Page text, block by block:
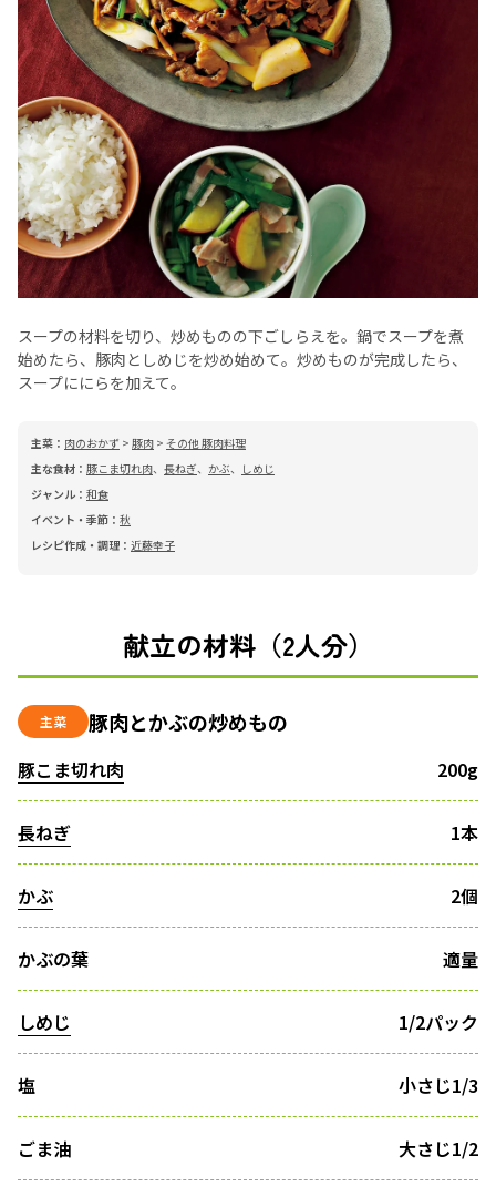
スープの材料を切り、炒めものの下ごしらえを。鍋でスープを煮
始めたら、豚肉としめじを炒め始めて。炒めものが完成したら、
スープににらを加えて。
主菜： 肉のおかず > 豚肉 > その他 豚肉料理
主な食材： 豚こま切れ肉、 長ねぎ、 かぶ、 しめじ
ジャンル： 和食
イベント・季節： 秋
レシピ作成・調理： 近藤幸子
献立の材料（2人分）
主菜 豚肉とかぶの炒めもの
豚こま切れ肉 200g
長ねぎ 1本
かぶ 2個
かぶの葉 適量
しめじ 1/2パック
塩 小さじ1/3
ごま油 大さじ1/2